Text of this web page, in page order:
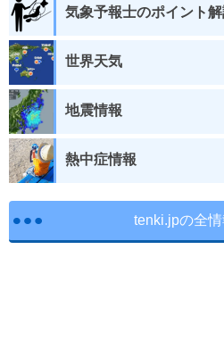
気象予報士のポイント
世界天気
地震情報
熱中症情報
tenki.jpの全